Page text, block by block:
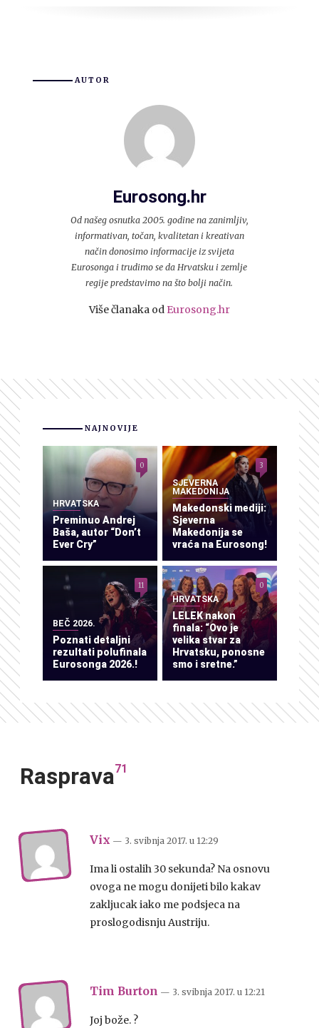
AUTOR
Eurosong.hr
Od našeg osnutka 2005. godine na zanimljiv,
informativan, točan, kvalitetan i kreativan
način donosimo informacije iz svijeta
Eurosonga i trudimo se da Hrvatsku i zemlje
regije predstavimo na što bolji način.
Više članaka od Eurosong.hr
NAJNOVIJE
HRVATSKA
Preminuo Andrej
Baša, autor “Don’t
Ever Cry”
0
SJEVERNA
MAKEDONIJA
Makedonski mediji:
Sjeverna
Makedonija se
vraća na Eurosong!
3
BEČ 2026.
Poznati detaljni
rezultati polufinala
Eurosonga 2026.!
11
HRVATSKA
LELEK nakon
finala: “Ovo je
velika stvar za
Hrvatsku, ponosne
smo i sretne.”
0
Rasprava71
Vix — 3. svibnja 2017. u 12:29
Ima li ostalih 30 sekunda? Na osnovu
ovoga ne mogu donijeti bilo kakav
zakljucak iako me podsjeca na
proslogodisnju Austriju.
Tim Burton — 3. svibnja 2017. u 12:21
Joj bože. ?